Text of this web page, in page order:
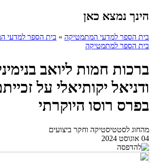
הינך נמצא כאן
בית הספר למדעי המתמטיקה » בית הספר למדעי
בית הספר למתמטיקה
ברכות חמות ליואב
ודניאל יקותיאלי על
בפרס רוסו היוקרתי
מהחוג לסטטיסטיקה וחקר ביצועים
04 אוגוסט 2024